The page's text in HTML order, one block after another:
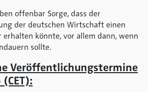
offenbar Sorge, dass der
der deutschen Wirtschaft einen
könnte, vor allem dann, wenn
sollte.
Veröffentlichungstermine